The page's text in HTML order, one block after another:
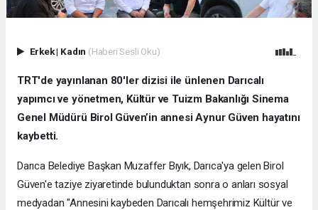
Erkek| Kadın (Haberi Sesli Oku)
TRT'de yayınlanan 80'ler dizisi ile ünlenen Darıcalı
yapımcı ve yönetmen, Kültür ve Tuizm Bakanlığı Sinema
Genel Müdürü Birol Güven’in annesi Aynur Güven hayatını
kaybetti.
Darıca Belediye Başkan Muzaffer Bıyık, Darıca'ya gelen Birol
Güven'e taziye ziyaretinde bulunduktan sonra o anları sosyal
medyadan "Annesini kaybeden Darıcalı hemşehrimiz Kültür ve